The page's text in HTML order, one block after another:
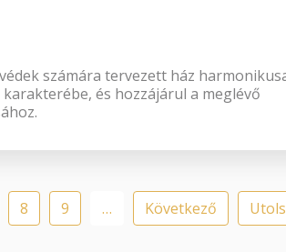
számára tervezett ház
és hozzájárul a meglévő
Oldal
8 Oldal
9 …
Következő
oldal
Következő
oldal